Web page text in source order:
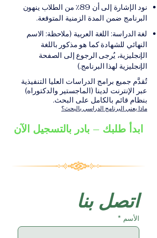
الإلكترونيقد يُطلب تقديم
مستندات إضافية حسب
البرنامج والمؤسسة التعليمية
الأكاديمية المناسبة للبرنامج،
والتي تصدر عن المؤسسة
التعليمية المسؤولة عن تقديم
البرنامج ضمن شبكة VBNN
Smart Education Group.
نود الإشارة إلى أن 89٪ من الطلاب ينهون
البرنامج ضمن المدة الزمنية المتوقعة.
لغة الدراسة: اللغة العربية (ملاحظة: الاسم
النهائي للشهادة كما هو مذكور باللغة
الإنجليزية، يُرجى الرجوع إلى الصفحة
الإنجليزية لهذا البرنامج.)
تُقدَّم جميع برامج الدراسات العليا التنفيذية
عبر الإنترنت لدينا (الماجستير والدكتوراه)
بنظام قائم بالكامل على البحث.
ماذا يعني البرنامج الدراسي بالبحث؟
ابدأ طلبك – بادر بالتسجيل الآن
اتصل بنا
الأسم *